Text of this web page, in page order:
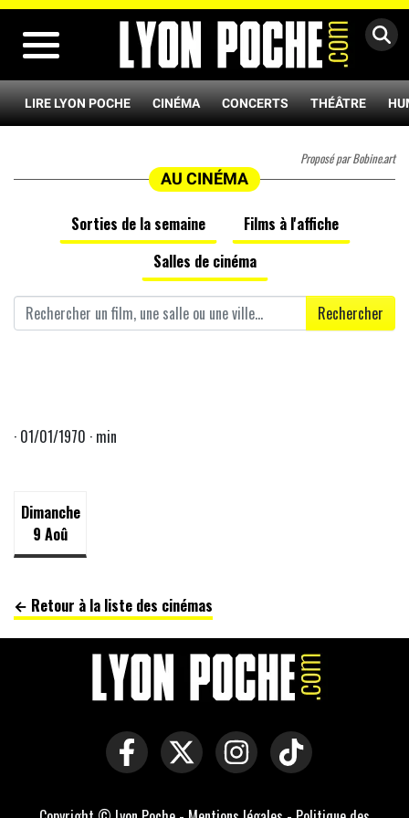
LIRE LYON POCHE CINÉMA CONCERTS THÉÂTRE
Proposé par Bobine.art
AU CINÉMA
Sorties de la semaine
Films à l'affiche
Salles de cinéma
Rechercher
· 01/01/1970 · min
Dimanche
9 Aoû
← Retour à la liste des cinémas